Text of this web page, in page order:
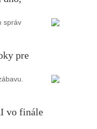
správ
pre
vo finále